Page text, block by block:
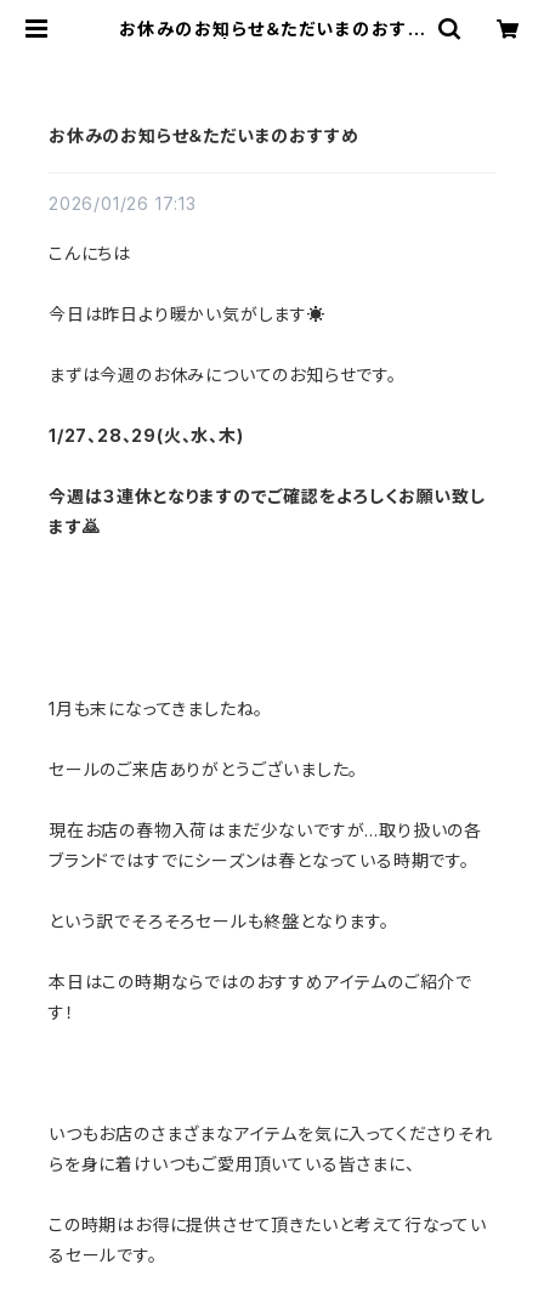
お休みのお知らせ＆ただいまのおすす
お休みのお知らせ＆ただいまのおすすめ
2026/01/26 17:13
こんにちは
今日は昨日より暖かい気がします☀️
まずは今週のお休みについてのお知らせです。
1/27、28、29(火、水、木)
今週は３連休となりますのでご確認をよろしくお願い致し
ます🙇
1月も末になってきましたね。
セールのご来店ありがとうございました。
現在お店の春物入荷はまだ少ないですが…取り扱いの各
ブランドではすでにシーズンは春となっている時期です。
という訳でそろそろセールも終盤となります。
本日はこの時期ならではのおすすめアイテムのご紹介で
す！
いつもお店のさまざまなアイテムを気に入ってくださりそれ
らを身に着けいつもご愛用頂いている皆さまに、
この時期はお得に提供させて頂きたいと考えて行なってい
るセールです。